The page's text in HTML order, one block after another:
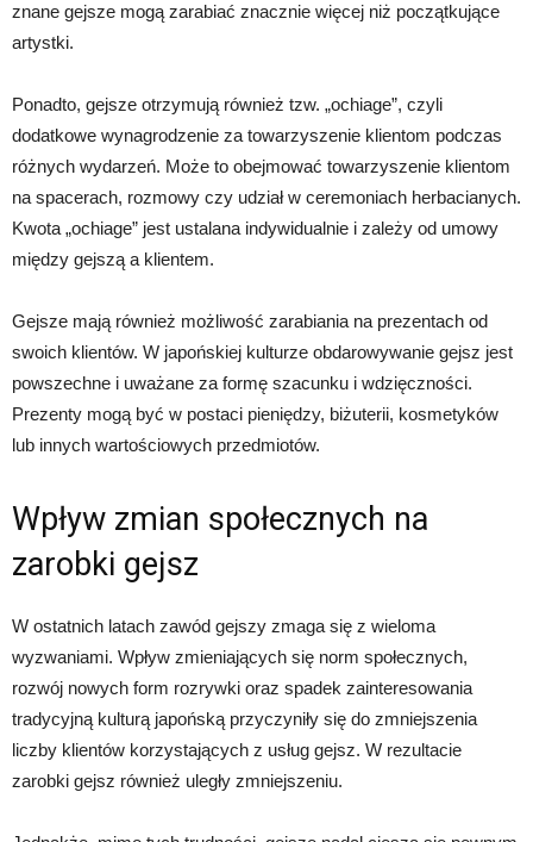
znane gejsze mogą zarabiać znacznie więcej niż początkujące
artystki.
Ponadto, gejsze otrzymują również tzw. „ochiage”, czyli
dodatkowe wynagrodzenie za towarzyszenie klientom podczas
różnych wydarzeń. Może to obejmować towarzyszenie klientom
na spacerach, rozmowy czy udział w ceremoniach herbacianych.
Kwota „ochiage” jest ustalana indywidualnie i zależy od umowy
między gejszą a klientem.
Gejsze mają również możliwość zarabiania na prezentach od
swoich klientów. W japońskiej kulturze obdarowywanie gejsz jest
powszechne i uważane za formę szacunku i wdzięczności.
Prezenty mogą być w postaci pieniędzy, biżuterii, kosmetyków
lub innych wartościowych przedmiotów.
Wpływ zmian społecznych na
zarobki gejsz
W ostatnich latach zawód gejszy zmaga się z wieloma
wyzwaniami. Wpływ zmieniających się norm społecznych,
rozwój nowych form rozrywki oraz spadek zainteresowania
tradycyjną kulturą japońską przyczyniły się do zmniejszenia
liczby klientów korzystających z usług gejsz. W rezultacie
zarobki gejsz również uległy zmniejszeniu.